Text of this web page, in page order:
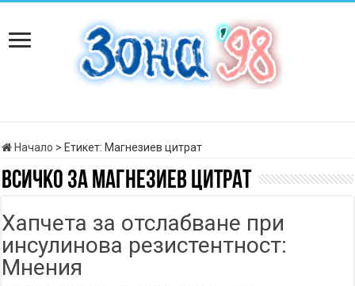
Начало > Етикет: Магнезиев цитрат
Всичко заМагнезиев цитрат
Хапчета за отслабване при
инсулинова резистентност:
Мнения